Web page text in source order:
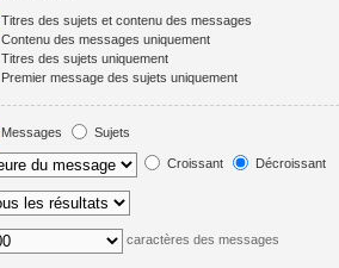
Titres des sujets et contenu des messages
Contenu des messages uniquement
Titres des sujets uniquement
Premier message des sujets uniquement
Messages
Sujets
Croissant Décroissant
caractères des messages